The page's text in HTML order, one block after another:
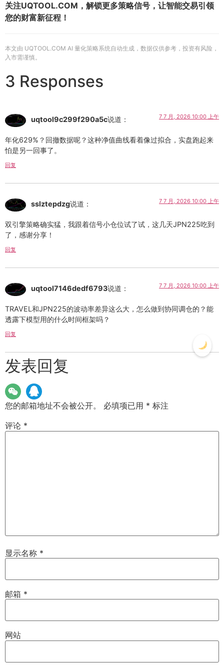
关注UQTOOL.COM，解锁更多策略信号，让智能交易引领
您的财富新征程！
本文由 UQTOOL.COM AI 量化策略系统自动生成，数据仅供参考，投资有风险，
入市需谨慎。
3 Responses
uqtool9c299f290a5c说道： 7 7 月, 2026 10:00 上午
年化629%？回撤数据呢？这种净值曲线看着像过拟合，实盘跑起来
怕是另一回事了。
回复
sslztepdzg说道： 7 7 月, 2026 10:00 上午
双引擎策略确实猛，我跟着信号小仓位试了试，这几天JPN225吃到
了，感谢分享！
回复
uqtool7146dedf6793说道： 7 7 月, 2026 10:00 上午
TRAVEL和JPN225的波动率差异这么大，怎么做到协同调仓的？能
透露下模型用的什么时间框架吗？
回复
发表回复
您的邮箱地址不会被公开。 必填项已用 * 标注
评论 *
显示名称 *
邮箱 *
网站